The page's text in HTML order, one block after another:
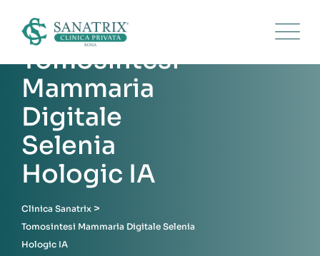
Tomosintesi
Mammaria
Digitale
Selenia
Hologic IA
Clinica Sanatrix >
Tomosintesi Mammaria Digitale Selenia
Hologic IA